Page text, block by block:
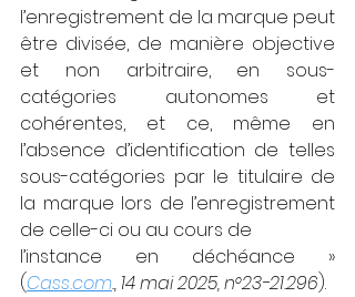
l’enregistrement de la marque peut
être divisée, de manière objective
et non arbitraire, en sous-
catégories autonomes et
cohérentes, et ce, même en
l’absence d’identification de telles
sous-catégories par le titulaire de
la marque lors de l’enregistrement
de celle-ci ou au cours de
l’instance en déchéance »
(Cass.com., 14 mai 2025, n°23-21.296).